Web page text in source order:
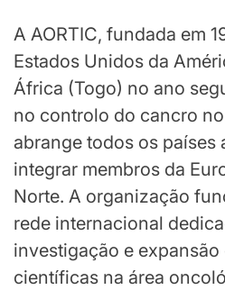
A AORTIC, fundada em
Estados Unidos da
África (Togo) no ano
no controlo do cancro
abrange todos os países
integrar membros da
Norte. A organização
rede internacional
investigação e
científicas na área